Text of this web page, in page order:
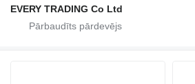
EVERY TRADING Co Ltd